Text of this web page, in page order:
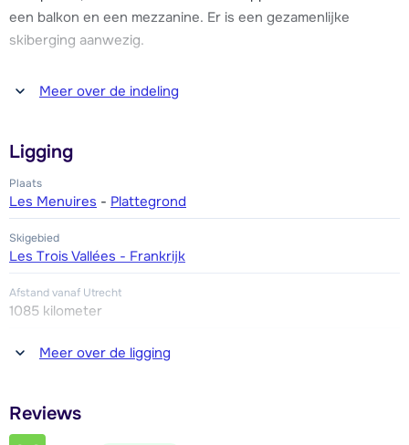
met overdekt zwembad, waar je heerlijk kunt relaxen na een
dag actief in de sneeuw.
kleinschalige residenties: Courmayeur, Bossons en
gratis parkeergelegenheid.
een balkon en een mezzanine. Er is een gezamenlijke
skiberging aanwezig.
Vier slaapkamers, waarvan één met een 2-persoonsbed en
toiletten.
De toegang tot het appartement is via een trap en deze
heeft 20 treden. Dit appartement is over twee verdiepingen
verdeeld.
Meer over de indeling
Ligging
Plaats
Les Menuires - Plattegrond
Skigebied
Les Trois Vallées - Frankrijk
Afstand vanaf Utrecht
1085 kilometer
Afstand tot winkel(s)
600 meter
600 meter
Meer over de ligging
Reviews